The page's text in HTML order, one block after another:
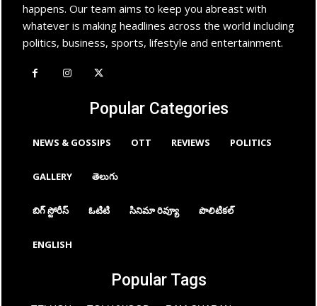
happens. Our team aims to keep you abreast with
whatever is making headlines across the world including
politics, business, sports, lifestyle and entertainment.
Popular Categories
NEWS & GOSSIPS OTT REVIEWS POLITICS
GALLERY తెలుగు
బిగ్ స్టోరీస్ ఓటిటి సినిమా రివ్యూ పొలిటికల్
ENGLISH
Popular Tags